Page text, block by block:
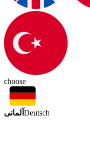
choose
آلمانی Deutsch